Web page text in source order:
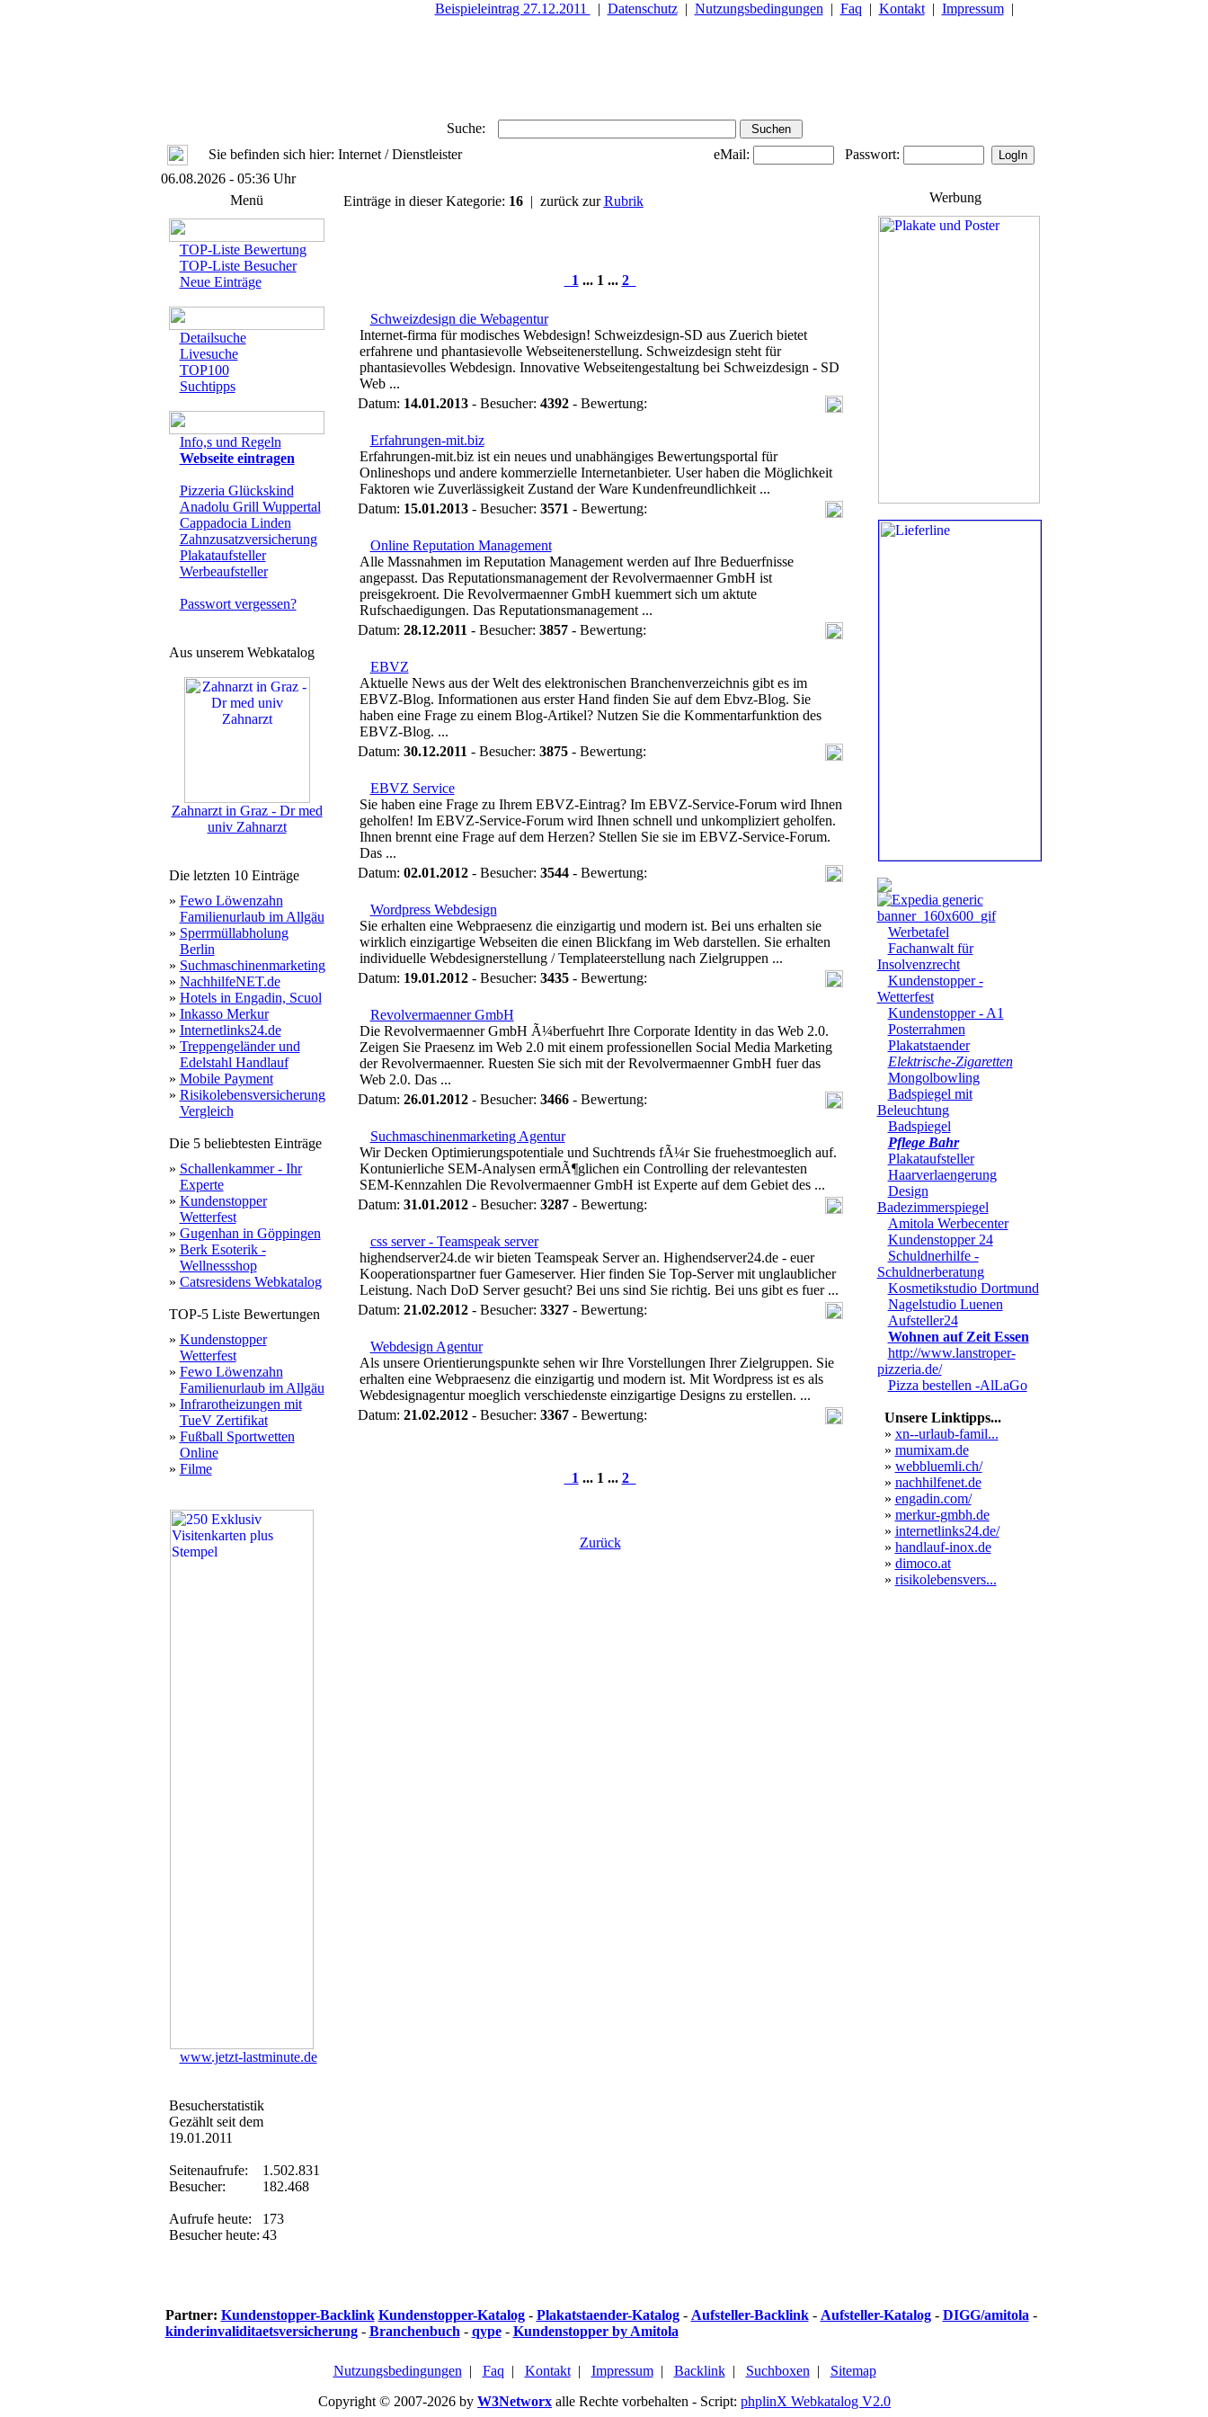
Beispieleintrag 27.12.2011 | Datenschutz| Nutzungsbedingungen | Faq | Kontakt| Impressum|
Suche:
Sie befinden sich hier: Internet / Dienstleister
eMail:
Passwort:
06.08.2026 - 05:36 Uhr
Menü
TOP-Liste Bewertung
TOP-Liste Besucher
Neue Einträge
Detailsuche
Livesuche
TOP100
Suchtipps
Info,s und Regeln
Webseite eintragen
Pizzeria Glückskind
Anadolu Grill Wuppertal
Cappadocia Linden
Zahnzusatzversicherung
Plakataufsteller
Werbeaufsteller
Passwort vergessen?
Aus unserem Webkatalog
Zahnarzt in Graz - Dr med
univ Zahnarzt
Die letzten 10 Einträge
» Fewo Löwenzahn
Familienurlaub im Allgäu
» Sperrmüllabholung
Berlin
» Suchmaschinenmarketing
» NachhilfeNET.de
» Hotels in Engadin, Scuol
» Inkasso Merkur
» Internetlinks24.de
» Treppengeländer und
Edelstahl Handlauf
» Mobile Payment
» Risikolebensversicherung
Vergleich
Die 5 beliebtesten Einträge
» Schallenkammer - Ihr
Experte
» Kundenstopper
Wetterfest
» Gugenhan in Göppingen
» Berk Esoterik -
Wellnessshop
» Catsresidens Webkatalog
TOP-5 Liste Bewertungen
» Kundenstopper
Wetterfest
» Fewo Löwenzahn
Familienurlaub im Allgäu
» Infrarotheizungen mit
TueV Zertifikat
» Fußball Sportwetten
Online
» Filme
www.jetzt-lastminute.de
Besucherstatistik
Gezählt seit dem
19.01.2011
Seitenaufrufe:
Besucher:
Aufrufe heute:
Besucher heute:
1.502.831
182.468
173
43
Einträge in dieser Kategorie: 16| zurück zurRubrik
1 ... 1 ... 2
Schweizdesign die Webagentur
Internet-firma für modisches Webdesign! Schweizdesign-SD aus Zuerich bietet
erfahrene und phantasievolle Webseitenerstellung. Schweizdesign steht für
phantasievolles Webdesign. Innovative Webseitengestaltung bei Schweizdesign - SD
Web ...
Datum: 14.01.2013- Besucher: 4392- Bewertung:
Erfahrungen-mit.biz
Erfahrungen-mit.biz ist ein neues und unabhängiges Bewertungsportal für
Onlineshops und andere kommerzielle Internetanbieter. User haben die Möglichkeit
Faktoren wie Zuverlässigkeit Zustand der Ware Kundenfreundlichkeit ...
Datum: 15.01.2013- Besucher: 3571 - Bewertung:
Online Reputation Management
Alle Massnahmen im Reputation Management werden auf Ihre Beduerfnisse
angepasst. Das Reputationsmanagement der Revolvermaenner GmbH ist
preisgekroent. Die Revolvermaenner GmbH kuemmert sich um aktute
Rufschaedigungen. Das Reputationsmanagement ...
Datum: 28.12.2011 - Besucher: 3857- Bewertung:
EBVZ
Aktuelle News aus der Welt des elektronischen Branchenverzeichnis gibt es im
EBVZ-Blog. Informationen aus erster Hand finden Sie auf dem Ebvz-Blog. Sie
haben eine Frage zu einem Blog-Artikel? Nutzen Sie die Kommentarfunktion des
EBVZ-Blog. ...
Datum: 30.12.2011 - Besucher: 3875- Bewertung:
EBVZ Service
Sie haben eine Frage zu Ihrem EBVZ-Eintrag? Im EBVZ-Service-Forum wird Ihnen
geholfen! Im EBVZ-Service-Forum wird Ihnen schnell und unkompliziert geholfen.
Ihnen brennt eine Frage auf dem Herzen? Stellen Sie sie im EBVZ-Service-Forum.
Das ...
Datum: 02.01.2012- Besucher: 3544- Bewertung:
Wordpress Webdesign
Sie erhalten eine Webpraesenz die einzigartig und modern ist. Bei uns erhalten sie
wirklich einzigartige Webseiten die einen Blickfang im Web darstellen. Sie erhalten
individuelle Webdesignerstellung / Templateerstellung nach Zielgruppen ...
Datum: 19.01.2012- Besucher: 3435- Bewertung:
Revolvermaenner GmbH
Die Revolvermaenner GmbH Ã¼berfuehrt Ihre Corporate Identity in das Web 2.0.
Zeigen Sie Praesenz im Web 2.0 mit einem professionellen Social Media Marketing
der Revolvermaenner. Ruesten Sie sich mit der Revolvermaenner GmbH fuer das
Web 2.0. Das ...
Datum: 26.01.2012- Besucher: 3466- Bewertung:
Suchmaschinenmarketing Agentur
Wir Decken Optimierungspotentiale und Suchtrends fÃ¼r Sie fruehestmoeglich auf.
Kontunierliche SEM-Analysen ermÃ¶glichen ein Controlling der relevantesten
SEM-Kennzahlen Die Revolvermaenner GmbH ist Experte auf dem Gebiet des ...
Datum: 31.01.2012- Besucher: 3287- Bewertung:
css server - Teamspeak server
highendserver24.de wir bieten Teamspeak Server an. Highendserver24.de - euer
Kooperationspartner fuer Gameserver. Hier finden Sie Top-Server mit unglaublicher
Leistung. Nach DoD Server gesucht? Bei uns sind Sie richtig. Bei uns gibt es fuer ...
Datum: 21.02.2012- Besucher: 3327- Bewertung:
Webdesign Agentur
Als unsere Orientierungspunkte sehen wir Ihre Vorstellungen Ihrer Zielgruppen. Sie
erhalten eine Webpraesenz die einzigartig und modern ist. Mit Wordpress ist es als
Webdesignagentur moeglich verschiedenste einzigartige Designs zu erstellen. ...
Datum: 21.02.2012- Besucher: 3367- Bewertung:
1 ... 1 ... 2
Zurück
Werbung
Werbetafel
Fachanwalt für
Insolvenzrecht
Kundenstopper -
Wetterfest
Kundenstopper - A1
Posterrahmen
Plakatstaender
Elektrische-Zigaretten
Mongolbowling
Badspiegel mit
Beleuchtung
Badspiegel
Pflege Bahr
Plakataufsteller
Haarverlaengerung
Design
Badezimmerspiegel
Amitola Werbecenter
Kundenstopper 24
Schuldnerhilfe -
Schuldnerberatung
Kosmetikstudio Dortmund
Nagelstudio Luenen
Aufsteller24
Wohnen auf Zeit Essen
http://www.lanstroper-
pizzeria.de/
Pizza bestellen -AlLaGo
Unsere Linktipps...
» xn--urlaub-famil...
» mumixam.de
» webbluemli.ch/
» nachhilfenet.de
» engadin.com/
» merkur-gmbh.de
» internetlinks24.de/
» handlauf-inox.de
» dimoco.at
» risikolebensvers...
Partner: Kundenstopper-Backlink Kundenstopper-Katalog- Plakatstaender-Katalog- Aufsteller-Backlink- Aufsteller-Katalog- DIGG/amitola -
kinderinvaliditaetsversicherung- Branchenbuch - qype- Kundenstopper by Amitola
Nutzungsbedingungen | Faq | Kontakt| Impressum| Backlink| Suchboxen | Sitemap
Copyright © 2007-2026 by W3Networx alle Rechte vorbehalten - Script: phplinX Webkatalog V2.0